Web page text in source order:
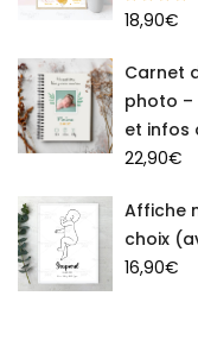
18,90€
Carnet
photo –
et infos
22,90€
Affiche
choix
16,90€